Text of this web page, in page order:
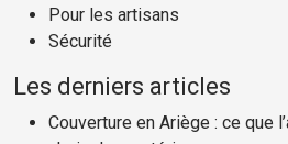
Pour les artisans
Sécurité
Les derniers articles
Couverture en Ariège : ce que